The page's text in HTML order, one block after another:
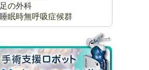
足の外科
睡眠時無呼吸症候群